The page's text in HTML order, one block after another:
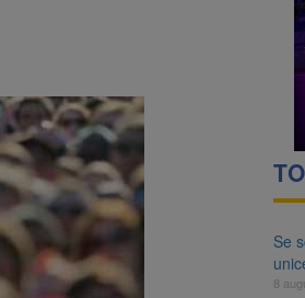
Brașov după un accident. Două
Subiecte unice în toată țara, aceeași
Se
8